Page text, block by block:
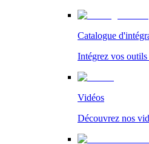
Catalogue
Intégrez vos
Vidéos
Découvrez nos